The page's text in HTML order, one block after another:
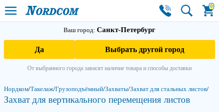
0
Ваш город: Санкт-Петербург
Да Выбрать другой город
От выбранного города зависят наличие товара и способы доставки
Нордком/Такелаж/Грузоподъёмный/Захваты/Захват для стальных листов/
Захват для вертикального перемещения листов